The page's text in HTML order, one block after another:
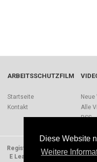
Diese Website
Weitere
ARBEITSSCHUTZFILM
Startseite
Kontakt
Neue
Alle
RSS
Registrieren Impressum
E Learning Einheiten